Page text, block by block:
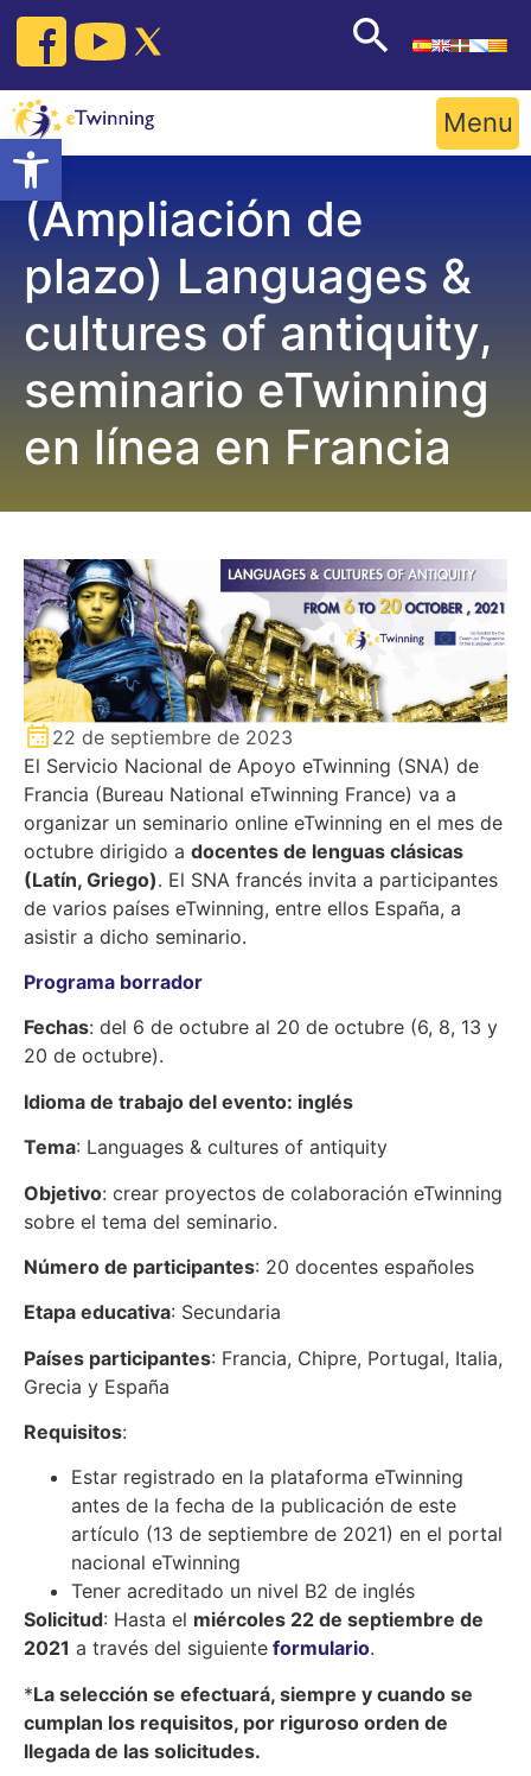
Open toolbar
Skip
content
Menu
(Ampliación de
plazo) Languages &
cultures of antiquity,
seminario eTwinning
en línea en Francia
22 de septiembre de 2023
El Servicio Nacional de Apoyo eTwinning (SNA) de
Francia (Bureau National eTwinning France) va a
organizar un seminario online eTwinning en el mes de
octubre dirigido a docentes de lenguas clásicas
(Latín, Griego). El SNA francés invita a participantes
de varios países eTwinning, entre ellos España, a
asistir a dicho seminario.
Programa borrador
Fechas: del 6 de octubre al 20 de octubre (6, 8, 13 y
20 de octubre).
Idioma de trabajo del evento: inglés
Tema: Languages & cultures of antiquity
Objetivo: crear proyectos de colaboración eTwinning
sobre el tema del seminario.
Número de participantes: 20 docentes españoles
Etapa educativa: Secundaria
Países participantes: Francia, Chipre, Portugal, Italia,
Grecia y España
Requisitos:
Estar registrado en la plataforma eTwinning
antes de la fecha de la publicación de este
artículo (13 de septiembre de 2021) en el portal
nacional eTwinning
Tener acreditado un nivel B2 de inglés
Solicitud: Hasta el miércoles 22 de septiembre de
2021 a través del siguiente formulario.
*La selección se efectuará, siempre y cuando se
cumplan los requisitos, por riguroso orden de
llegada de las solicitudes.